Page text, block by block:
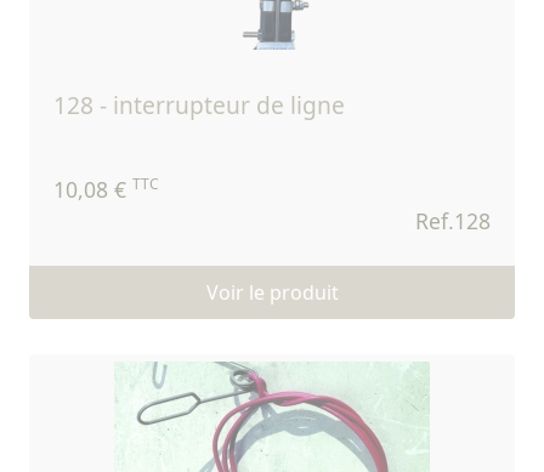
128 - interrupteur de ligne
10,08 € TTC
Ref.128
Voir le produit